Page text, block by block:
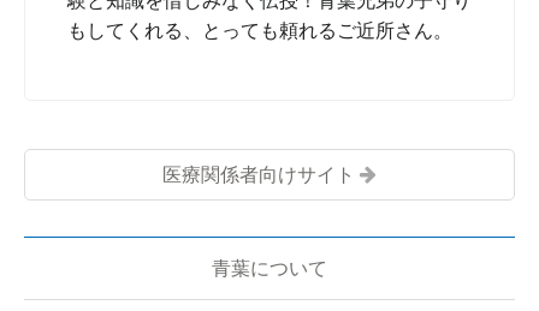
もしてくれる、とっても頼れるご近所さん。
医療関係者向けサイト
青葉について